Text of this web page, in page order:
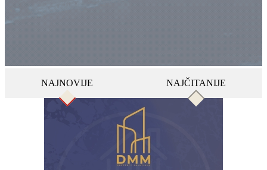
NAJNOVIJE NAJČITANIJE